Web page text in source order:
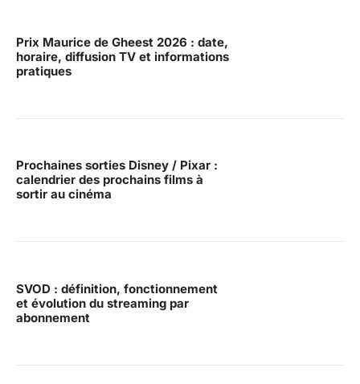
Prix Maurice de Gheest 2026 : date,
horaire, diffusion TV et informations
pratiques
Prochaines sorties Disney / Pixar :
calendrier des prochains films à
sortir au cinéma
SVOD : définition, fonctionnement
et évolution du streaming par
abonnement